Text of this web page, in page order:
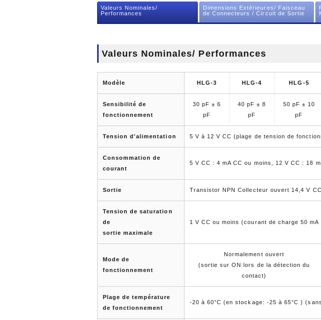
Valeurs Nominales/
Performances
Dimensions Extérieures/ Faisceau
de Connecteurs / Circuit de Sortie
Valeurs Nominales/ Performances
Modèle HLG-3 HLG-4 HLG-5
Sensibilité de
fonctionnement
30 pF ± 6
pF
40 pF ± 8
pF
50 pF ± 10
pF
Tension d'alimentation 5 V à 12 V CC (plage de tension de
Consommation de
courant
5 V CC : 4 mA CC ou moins, 12 V CC : 18
Sortie Transistor NPN Collecteur ouvert 14,4 V
Tension de saturation
de
sortie maximale
1 V CC ou moins (courant de charge 50 mA
Mode de
fonctionnement
Normalement ouvert
(sortie sur ON lors de la détection du
contact)
Plage de température
de fonctionnement
-20 à 60°C (en stockage: -25 à 65°C )